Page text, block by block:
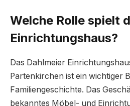
Welche Rolle spielt
Einrichtungshaus?
Das Dahlmeier
Partenkirchen ist ein wichtiger
Familiengeschichte. Das
bekanntes Möbel- und